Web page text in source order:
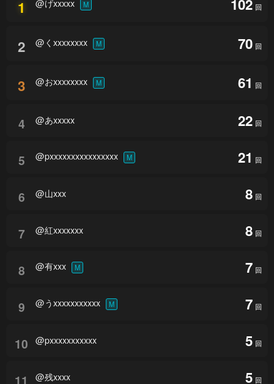
1 @げxxxxx M 102 回
2 @くxxxxxxxx M 70 回
3 @おxxxxxxxx M 61 回
4 @あxxxxx 22 回
5 @pxxxxxxxxxxxxxxxx M 21 回
6 @山xxx 8 回
7 @紅xxxxxxx 8 回
8 @有xxx M 7 回
9 @うxxxxxxxxxxx M 7 回
10 @pxxxxxxxxxxx 5 回
11 @残xxxx 5 回